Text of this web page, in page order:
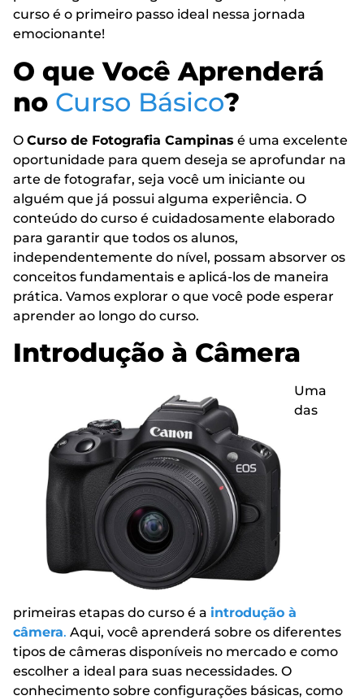
curso é o primeiro passo ideal nessa jornada
emocionante!
O que Você Aprenderá
no Curso Básico?
O Curso de Fotografia Campinas é uma excelente
oportunidade para quem deseja se aprofundar na
arte de fotografar, seja você um iniciante ou
alguém que já possui alguma experiência. O
conteúdo do curso é cuidadosamente elaborado
para garantir que todos os alunos,
independentemente do nível, possam absorver os
conceitos fundamentais e aplicá-los de maneira
prática. Vamos explorar o que você pode esperar
aprender ao longo do curso.
Introdução à Câmera
Uma
das
primeiras etapas do curso é a introdução à
câmera. Aqui, você aprenderá sobre os diferentes
tipos de câmeras disponíveis no mercado e como
escolher a ideal para suas necessidades. O
conhecimento sobre configurações básicas, como